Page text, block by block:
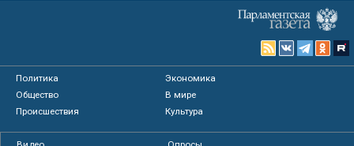
Политика
Экономика
Общество
В мире
Происшествия
Культура